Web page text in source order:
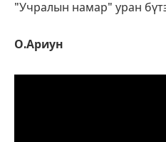
"Учралын намар" уран
О.Ариун